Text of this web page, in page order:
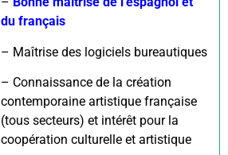
du français
– Maîtrise des logiciels bureautiques
– Connaissance de la création
contemporaine artistique française
(tous secteurs) et intérêt pour la
coopération culturelle et artistique